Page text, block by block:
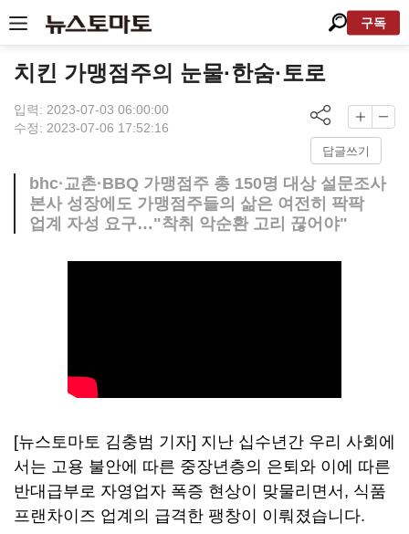
구독
치킨 가맹점주의 눈물·한숨·토로
입력: 2023-07-03 06:00:00
수정: 2023-07-06 17:52:16
답글쓰기
bhc·교촌·BBQ 가맹점주 총 150명 대상 설문조사
본사 성장에도 가맹점주들의 삶은 여전히 팍팍
업계 자성 요구…"착취 악순환 고리 끊어야"
[뉴스토마토 김충범 기자] 지난 십수년간 우리 사회에
서는 고용 불안에 따른 중장년층의 은퇴와 이에 따른
반대급부로 자영업자 폭증 현상이 맞물리면서, 식품
프랜차이즈 업계의 급격한 팽창이 이뤄졌습니다.